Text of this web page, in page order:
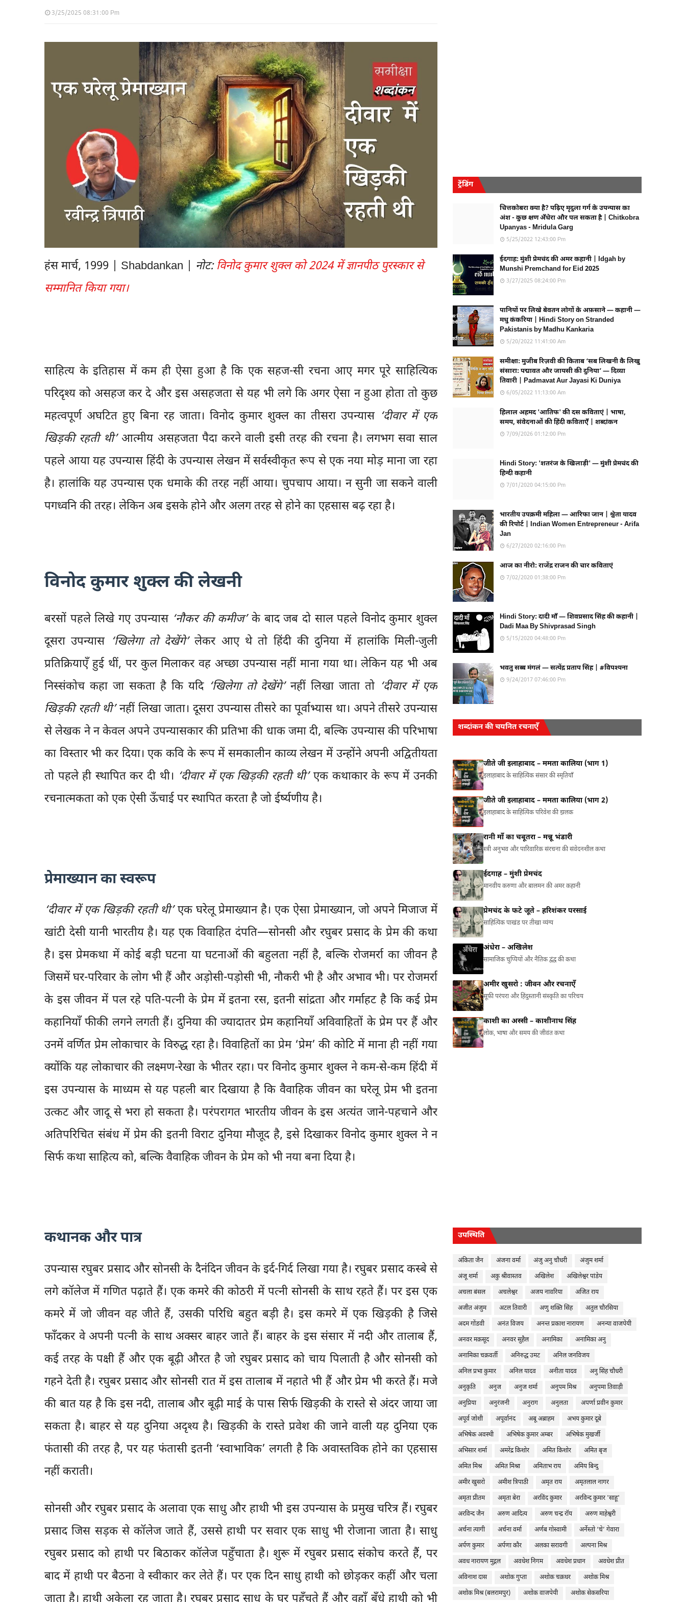
3/25/2025 08:31:00 Pm
हंस मार्च, 1999 | Shabdankan | नोट: विनोद कुमार शुक्ल को 2024 में ज्ञानपीठ पुरस्कार से
सम्मानित किया गया।
साहित्य के इतिहास में कम ही ऐसा हुआ है कि एक सहज-सी रचना आए मगर पूरे साहित्यिक
परिदृश्य को असहज कर दे और इस असहजता से यह भी लगे कि अगर ऐसा न हुआ होता तो कुछ
महत्वपूर्ण अघटित हुए बिना रह जाता। विनोद कुमार शुक्ल का तीसरा उपन्यास ‘दीवार में एक
खिड़की रहती थी’आत्मीय असहजता पैदा करने वाली इसी तरह की रचना है। लगभग सवा साल
पहले आया यह उपन्यास हिंदी के उपन्यास लेखन में सर्वस्वीकृत रूप से एक नया मोड़ माना जा रहा
है। हालांकि यह उपन्यास एक धमाके की तरह नहीं आया। चुपचाप आया। न सुनी जा सकने वाली
पगध्वनि की तरह। लेकिन अब इसके होने और अलग तरह से होने का एहसास बढ़ रहा है।
विनोद कुमार शुक्ल की लेखनी
बरसों पहले लिखे गए उपन्यास ‘नौकर की कमीज’के बाद जब दो साल पहले विनोद कुमार शुक्ल
दूसरा उपन्यास ‘खिलेगा तो देखेंगे’लेकर आए थे तो हिंदी की दुनिया में हालांकि मिली-जुली
प्रतिक्रियाएँ हुई थीं, पर कुल मिलाकर वह अच्छा उपन्यास नहीं माना गया था। लेकिन यह भी अब
निस्संकोच कहा जा सकता है कि यदि ‘खिलेगा तो देखेंगे’नहीं लिखा जाता तो ‘दीवार में एक
खिड़की रहती थी’नहीं लिखा जाता। दूसरा उपन्यास तीसरे का पूर्वाभ्यास था। अपने तीसरे उपन्यास
से लेखक ने न केवल अपने उपन्यासकार की प्रतिभा की धाक जमा दी, बल्कि उपन्यास की परिभाषा
का विस्तार भी कर दिया। एक कवि के रूप में समकालीन काव्य लेखन में उन्होंने अपनी अद्वितीयता
तो पहले ही स्थापित कर दी थी। ‘दीवार में एक खिड़की रहती थी’एक कथाकार के रूप में उनकी
रचनात्मकता को एक ऐसी ऊँचाई पर स्थापित करता है जो ईर्ष्यणीय है।
प्रेमाख्यान का स्वरूप
‘दीवार में एक खिड़की रहती थी’एक घरेलू प्रेमाख्यान है। एक ऐसा प्रेमाख्यान, जो अपने मिजाज में
खांटी देसी यानी भारतीय है। यह एक विवाहित दंपति—सोनसी और रघुबर प्रसाद के प्रेम की कथा
है। इस प्रेमकथा में कोई बड़ी घटना या घटनाओं की बहुलता नहीं है, बल्कि रोजमर्रा का जीवन है
जिसमें घर-परिवार के लोग भी हैं और अड़ोसी-पड़ोसी भी, नौकरी भी है और अभाव भी। पर रोजमर्रा
के इस जीवन में पल रहे पति-पत्नी के प्रेम में इतना रस, इतनी सांद्रता और गर्माहट है कि कई प्रेम
कहानियाँ फीकी लगने लगती हैं। दुनिया की ज्यादातर प्रेम कहानियाँ अविवाहितों के प्रेम पर हैं और
उनमें वर्णित प्रेम लोकाचार के विरुद्ध रहा है। विवाहितों का प्रेम ‘प्रेम’ की कोटि में माना ही नहीं गया
क्योंकि यह लोकाचार की लक्ष्मण-रेखा के भीतर रहा। पर विनोद कुमार शुक्ल ने कम-से-कम हिंदी में
इस उपन्यास के माध्यम से यह पहली बार दिखाया है कि वैवाहिक जीवन का घरेलू प्रेम भी इतना
उत्कट और जादू से भरा हो सकता है। परंपरागत भारतीय जीवन के इस अत्यंत जाने-पहचाने और
अतिपरिचित संबंध में प्रेम की इतनी विराट दुनिया मौजूद है, इसे दिखाकर विनोद कुमार शुक्ल ने न
सिर्फ कथा साहित्य को, बल्कि वैवाहिक जीवन के प्रेम को भी नया बना दिया है।
कथानक और पात्र
उपन्यास रघुबर प्रसाद और सोनसी के दैनंदिन जीवन के इर्द-गिर्द लिखा गया है। रघुबर प्रसाद कस्बे से
लगे कॉलेज में गणित पढ़ाते हैं। एक कमरे की कोठरी में पत्नी सोनसी के साथ रहते हैं। पर इस एक
कमरे में जो जीवन वह जीते हैं, उसकी परिधि बहुत बड़ी है। इस कमरे में एक खिड़की है जिसे
फाँदकर वे अपनी पत्नी के साथ अक्सर बाहर जाते हैं। बाहर के इस संसार में नदी और तालाब हैं,
कई तरह के पक्षी हैं और एक बूढ़ी औरत है जो रघुबर प्रसाद को चाय पिलाती है और सोनसी को
गहने देती है। रघुबर प्रसाद और सोनसी रात में इस तालाब में नहाते भी हैं और प्रेम भी करते हैं। मजे
की बात यह है कि इस नदी, तालाब और बूढ़ी माई के पास सिर्फ खिड़की के रास्ते से अंदर जाया जा
सकता है। बाहर से यह दुनिया अदृश्य है। खिड़की के रास्ते प्रवेश की जाने वाली यह दुनिया एक
फंतासी की तरह है, पर यह फंतासी इतनी ‘स्वाभाविक’ लगती है कि अवास्तविक होने का एहसास
नहीं कराती।
सोनसी और रघुबर प्रसाद के अलावा एक साधु और हाथी भी इस उपन्यास के प्रमुख चरित्र हैं। रघुबर
प्रसाद जिस सड़क से कॉलेज जाते हैं, उससे हाथी पर सवार एक साधु भी रोजाना जाता है। साधु
रघुबर प्रसाद को हाथी पर बिठाकर कॉलेज पहुँचाता है। शुरू में रघुबर प्रसाद संकोच करते हैं, पर
बाद में हाथी पर बैठना वे स्वीकार कर लेते हैं। पर एक दिन साधु हाथी को छोड़कर कहीं और चला
ट्रेंडिंग
चित्तकोबरा क्या है? पढ़िए मृदुला गर्ग के उपन्यास का
अंश - कुछ क्षण अँधेरा और पल सकता है | Chitkobra
Upanyas - Mridula Garg
5/25/2022 12:43:00 Pm
ईदगाह: मुंशी प्रेमचंद की अमर कहानी | Idgah by
Munshi Premchand for Eid 2025
3/27/2025 08:24:00 Pm
पानियों पर लिखे बेवतन लोगों के अफ़साने — कहानी —
मधु कंकरिया | Hindi Story on Stranded
Pakistanis by Madhu Kankaria
5/20/2022 11:41:00 Am
समीक्षा: मुजीब रिज़वी की किताब ‘सब लिखनी कै लिखु
संसारा: पद्मावत और जायसी की दुनिया’ — दिव्या
तिवारी | Padmavat Aur Jayasi Ki Duniya
6/05/2022 11:13:00 Am
हिलाल अहमद 'आतिफ' की दस कविताएं | भाषा,
समय, संवेदनाओं की हिंदी कविताएँ | शब्दांकन
7/09/2026 01:12:00 Pm
Hindi Story: 'शतरंज के खिलाड़ी' — मुंशी प्रेमचंद की
हिन्दी कहानी
7/01/2020 04:15:00 Pm
भारतीय उपक्रमी महिला — आरिफा जान | श्वेता यादव
की रिपोर्ट | Indian Women Entrepreneur - Arifa
Jan
6/27/2020 02:16:00 Pm
आज का नीरो: राजेंद्र राजन की चार कविताएं
7/02/2020 01:38:00 Pm
Hindi Story: दादी माँ — शिवप्रसाद सिंह की कहानी |
Dadi Maa By Shivprasad Singh
5/15/2020 04:48:00 Pm
भवतु सब्ब मंगलं — सत्येंद्र प्रताप सिंह | #विपश्यना
9/24/2017 07:46:00 Pm
शब्दांकन की चयनित रचनाएँ
जीते जी इलाहाबाद – ममता कालिया (भाग 1)
इलाहाबाद के साहित्यिक संसार की स्मृतियाँ
जीते जी इलाहाबाद – ममता कालिया (भाग 2)
इलाहाबाद के साहित्यिक परिवेश की झलक
रानी माँ का चबूतरा – मन्नू भंडारी
स्त्री अनुभव और पारिवारिक संरचना की संवेदनशील कथा
ईदगाह – मुंशी प्रेमचंद
मानवीय करुणा और बालमन की अमर कहानी
प्रेमचंद के फटे जूते – हरिशंकर परसाई
साहित्यिक पाखंड पर तीखा व्यंग्य
अंधेरा – अखिलेश
सामाजिक चुप्पियों और नैतिक द्वंद्व की कथा
अमीर खुसरो : जीवन और रचनाएँ
सूफ़ी परंपरा और हिंदुस्तानी संस्कृति का परिचय
काशी का अस्सी – काशीनाथ सिंह
लोक, भाषा और समय की जीवंत कथा
उपस्थिति
अंकिता जैन अंजना वर्मा अंजु अनु चौधरी
अंजुम शर्मा
अंजू शर्मा
अकु श्रीवास्तव अखिलेश
अखिलेश्वर पांडेय
अचला बंसल
अचलेश्वर अजय नावरिया
अजित राय
अजीत अंजुम
अटल तिवारी अणु शक्ति सिंह
अतुल चौरसिया
अदम गोंडवी
अनंत विजय अनन्त प्रकाश नारायण
अनन्या वाजपेयी
अनवर मक़सूद
अनवर सुहैल अनामिका
अनामिका अनु
अनामिका चक्रवर्ती
अनिरुद्ध उमट
अनिल जनविजय
अनिल प्रभा कुमार
अनिल यादव अनीता यादव
अनु सिंह चौधरी
अनुकृति
अनुज अनुज शर्मा अनुपम मिश्र
अनुपमा तिवाड़ी
अनुप्रिया
अनुरंजनी अनुराग अनुलता
अपर्णा प्रवीन कुमार
अपूर्व जोशी
अपूर्वानंद अबू अब्राहम
अभय कुमार दूबे
अभिषेक अवस्थी
अभिषेक कुमार अम्बर
अभिषेक मुखर्जी
अभिसार शर्मा
अमरेंद्र किशोर अमित किशोर
अमित बृज
अमित मिश्र
अमित मिश्रा अमिताभ राय
अमिय बिन्दु
अमीर खुसरो
अमीश त्रिपाठी अमृत राय
अमृतलाल नागर
अमृता प्रीतम
अमृता बेरा अरविंद कुमार
अरविन्द कुमार 'साहू'
अरविन्द जैन
अरुण आदित्य अरुण चन्द्र रॉय
अरुण माहेश्वरी
अर्चना त्यागी
अर्चना वर्मा अर्णब गोस्वामी
अर्नेस्तो ‘चे’ गेवारा
अर्पण कुमार
अर्पणा कौर अलका सरावगी
अल्पना मिश्र
अवध नारायण मुद्गल
अवधेश निगम अवधेश प्रधान
अवधेश प्रीत
अविनाश दास
अशोक गुप्ता अशोक चक्रधर
अशोक मिश्र
अशोक मिश्र (बलरामपुर)
अशोक वाजपेयी अशोक सेकसरिया